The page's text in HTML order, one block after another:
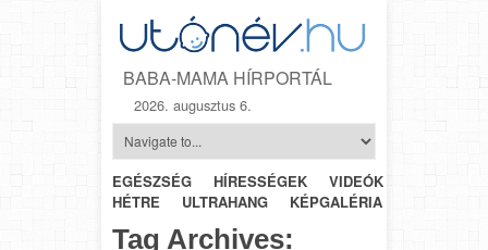
BABA-MAMA HÍRPORTÁL
2026. augusztus 6.
EGÉSZSÉG HÍRESSÉGEK VIDEÓK
HÉTRŐL-
HÉTRE
ULTRAHANG KÉPGALÉRIA
Tag Archives: